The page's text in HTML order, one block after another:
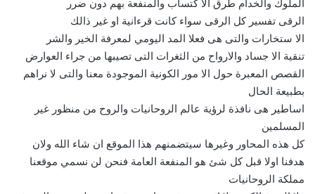
الملوك والخدام طرق الا كتساب والمنفعة بهم دون ضرر
الرقى تفسير كل الرقى سواء كانت قرءانية او غير ذالك
الا ستخارات والتى هى فعلا المد اليومي لمعرفة الخير والشر
تنقية الا جساد والارواح من الثغرات التى تصيبها من جراء العوارض
القصص المعبرة حول الا مور الكونية الموجودة معنا والتى لا نراهم
بطبيعة الحال
اساطير هى نافذة لرؤية عالم الروحانيات والروح من منظور غير
المسلمين
كل هذه المحاور وغيرها سيتضمنهم هذا الموقع ان شاء الله ولان
هدفنا اولا قبل كل شئ هو المنفعة العامة فنحن لن نسمي موقعنا
مملكة الروحانيات